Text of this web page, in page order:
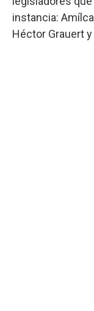
instancia:
Héctor Grauert